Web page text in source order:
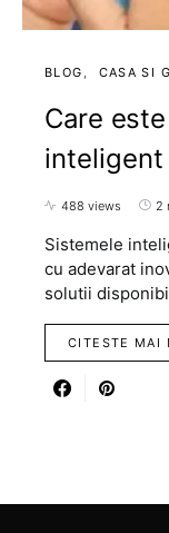
BLOG CASA SI
Care
inteligent
488 views 2
Sistemele
cu adevarat
solutii
CITESTE MAI